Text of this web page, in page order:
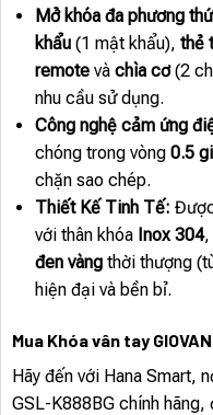
Mở khóa đa phương
khẩu(1 mật khẩu), thẻ
remotevà chìa cơ(2
nhu cầu sử dụng.
Công nghệ cảm ứng
chóng trong vòng 0.5
chặn sao chép.
Thiết Kế Tinh Tế:
với thân khóa Inox 304,
đen vàngthời thượng
hiện đại và bền bỉ.
Mua Khóa vân tay
Hãy đến với Hana Smart,
GSL-K888BG chính